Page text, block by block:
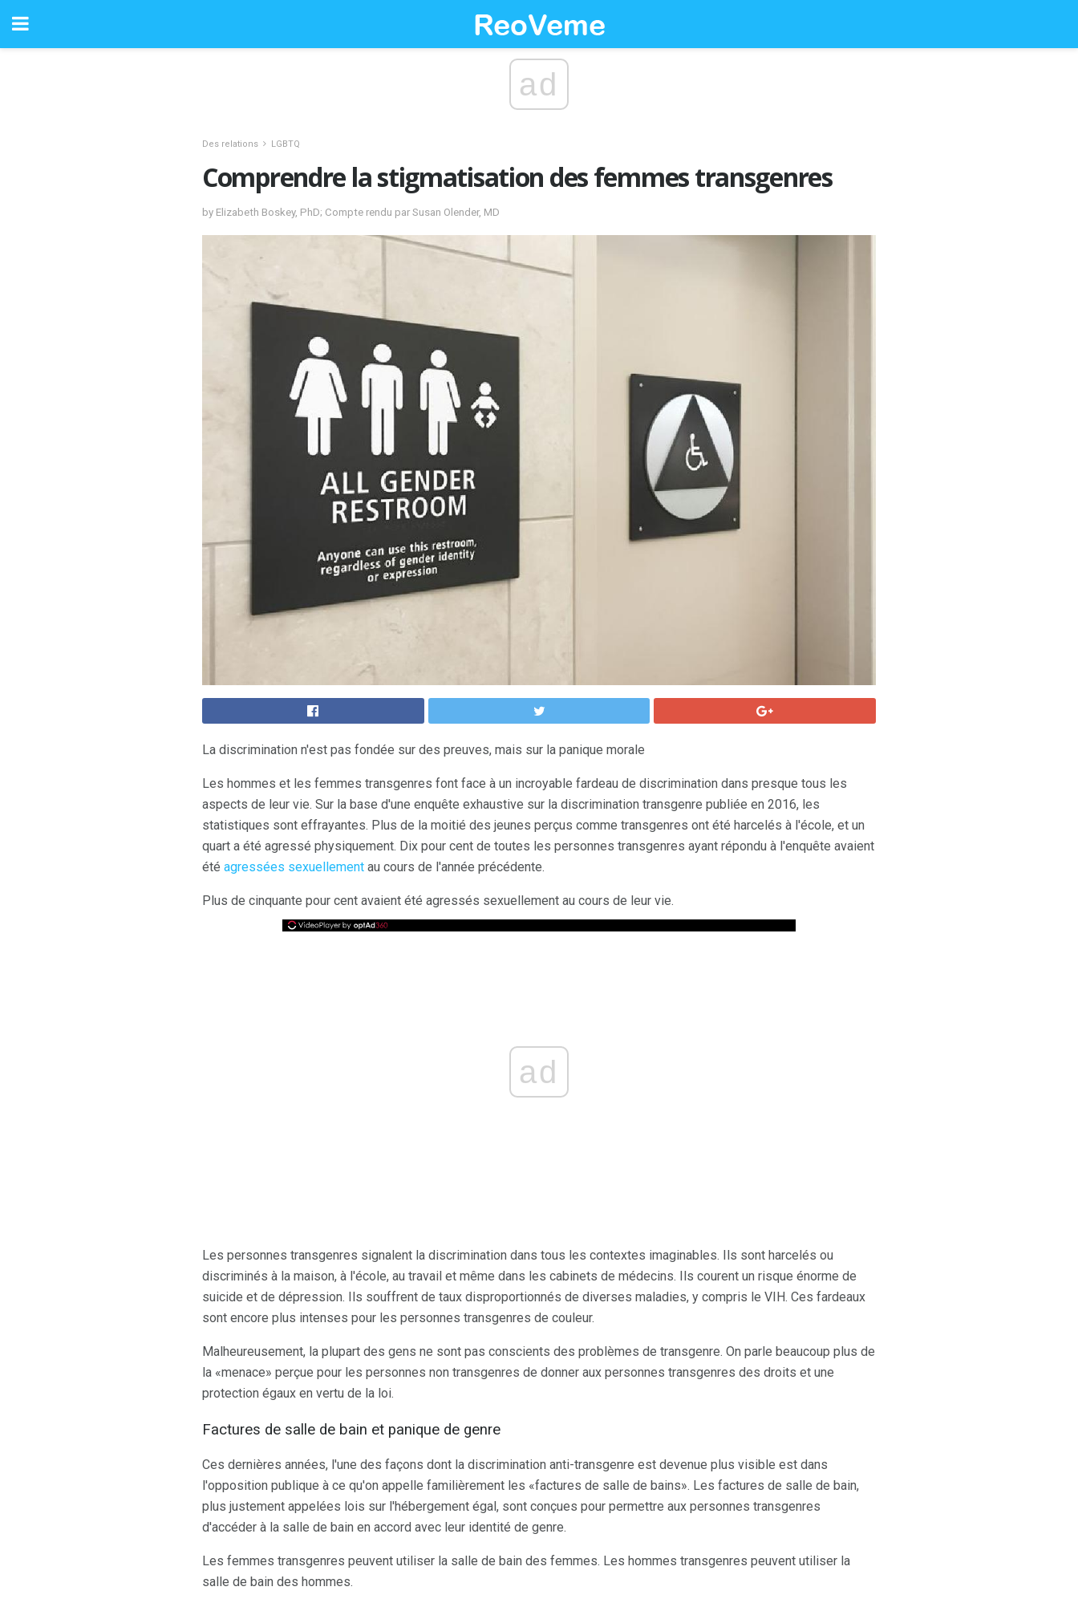
ad
Des relations LGBTQ
Comprendre la stigmatisation des femmes transgenres
by Elizabeth Boskey, PhD; Compte rendu par Susan Olender, MD
La discrimination n'est pas fondée sur des preuves, mais sur la panique morale
Les hommes et les femmes transgenres font face à un incroyable fardeau de discrimination dans presque tous les
aspects de leur vie. Sur la base d'une enquête exhaustive sur la discrimination transgenre publiée en 2016, les
statistiques sont effrayantes. Plus de la moitié des jeunes perçus comme transgenres ont été harcelés à l'école, et un
quart a été agressé physiquement. Dix pour cent de toutes les personnes transgenres ayant répondu à l'enquête avaient
été agressées sexuellement au cours de l'année précédente.
Plus de cinquante pour cent avaient été agressés sexuellement au cours de leur vie.
ad
Les personnes transgenres signalent la discrimination dans tous les contextes imaginables. Ils sont harcelés ou
discriminés à la maison, à l'école, au travail et même dans les cabinets de médecins. Ils courent un risque énorme de
suicide et de dépression. Ils souffrent de taux disproportionnés de diverses maladies, y compris le VIH. Ces fardeaux
sont encore plus intenses pour les personnes transgenres de couleur.
Malheureusement, la plupart des gens ne sont pas conscients des problèmes de transgenre. On parle beaucoup plus de
la «menace» perçue pour les personnes non transgenres de donner aux personnes transgenres des droits et une
protection égaux en vertu de la loi.
Factures de salle de bain et panique de genre
Ces dernières années, l'une des façons dont la discrimination anti-transgenre est devenue plus visible est dans
l'opposition publique à ce qu'on appelle familièrement les «factures de salle de bains». Les factures de salle de bain,
plus justement appelées lois sur l'hébergement égal, sont conçues pour permettre aux personnes transgenres
d'accéder à la salle de bain en accord avec leur identité de genre.
Les femmes transgenres peuvent utiliser la salle de bain des femmes. Les hommes transgenres peuvent utiliser la
salle de bain des hommes.